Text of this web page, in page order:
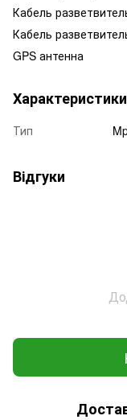
Кабель
Кабель
GPS антенна
Характеристики
Тип
Відгуки